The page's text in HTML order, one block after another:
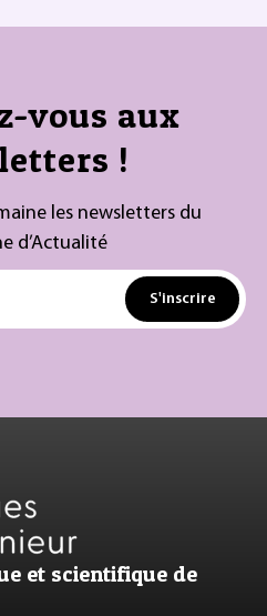
vous aux
!
les newsletters du
d’Actualité
S'inscrire
et scientifique de